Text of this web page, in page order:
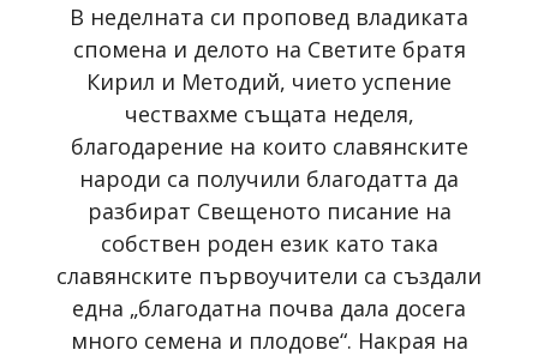
В неделната си проповед владиката
спомена и делото на Светите братя
Кирил и Методий, чието успение
чествахме същата неделя,
благодарение на които славянските
народи са получили благодатта да
разбират Свещеното писание на
собствен роден език като така
славянските първоучители са създали
една „благодатна почва дала досега
много семена и плодове“. Накрая на